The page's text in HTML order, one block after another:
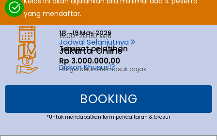
yang mendaftar.
18 -19 May 2026
15.00-20.00 WIB
Jadwal Selanjutnya
Tempat pelatihan
Jakarta
Jakarta, Online
Rp 3.000.000,00
Diskon Khusus
Harga belum termasuk pajak
BOOKING
*Untuk mendapatkan form pendaftaran & brosur